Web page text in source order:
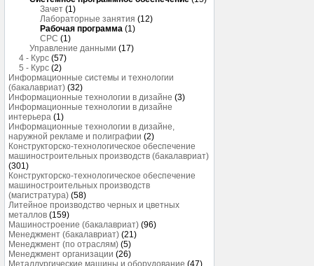
Зачет (1)
Лабораторные занятия (12)
Рабочая программа (1)
СРС (1)
Управление данными (17)
4 - Курс (57)
5 - Курс (2)
Информационные системы и технологии
(бакалавриат) (32)
Информационные технологии в дизайне (3)
Информационные технологии в дизайне
интерьера (1)
Информационные технологии в дизайне,
наружной рекламе и полиграфии (2)
Конструкторско-технологическое обеспечение
машиностроительных производств (бакалавриат)
(301)
Конструкторско-технологическое обеспечение
машиностроительных производств
(магистратура) (58)
Литейное производство черных и цветных
металлов (159)
Машиностроение (бакалавриат) (96)
Менеджмент (бакалавриат) (21)
Менеджмент (по отраслям) (5)
Менеджмент организации (26)
Металлургические машины и оборудование (47)